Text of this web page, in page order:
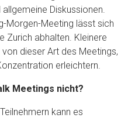
Diskussionen.
Morgen-Meeting lässt sich
Zurich abhalten. Kleinere
dieser Art des Meetings,
erleichtern.
Meetings nicht?
kann es